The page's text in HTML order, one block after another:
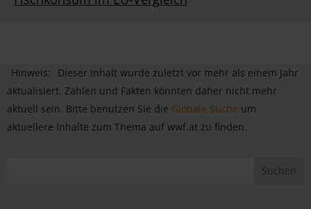
Hinweis:
Dieser Inhalt wurde zuletzt vor mehr als einem Jahr
aktualisiert. Zahlen und Fakten könnten daher nicht mehr
aktuell sein. Bitte benutzen Sie die Globale Suche um
aktuellere Inhalte zum Thema auf wwf.at zu finden.